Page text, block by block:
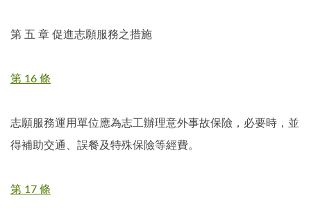
第 五 章 促進志願服務之措施
第 16 條
志願服務運用單位應為志工辦理意外事故保險，必要時，並
得補助交通、誤餐及特殊保險等經費。
第 17 條